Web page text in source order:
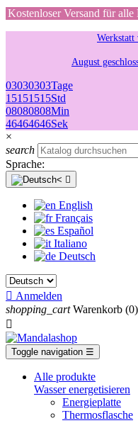
Kostenloser Versand für
August
03030303Tage
15151515Std
08080808Min
46464646Sek
×
search
Sprache:

English
Français
Español
Italiano
Deutsch
 Anmelden
shopping_cart Warenkorb (0)

Toggle navigation ☰
Alle produkte
Wasser energetisieren
Energieplatte​
Thermosflasche